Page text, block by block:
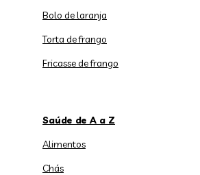
Bolo de laranja
Torta de frango
Fricasse de frango
Saúde de A a Z
Alimentos
Chás